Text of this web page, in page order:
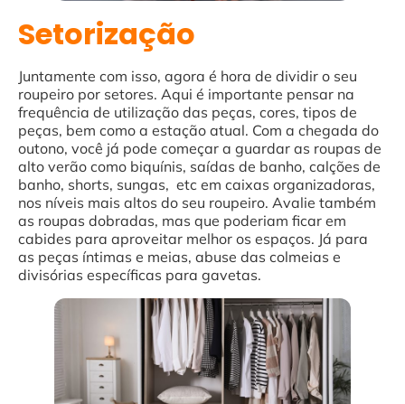
Setorização
Juntamente com isso, agora é hora de dividir o seu
roupeiro por setores. Aqui é importante pensar na
frequência de utilização das peças, cores, tipos de
peças, bem como a estação atual. Com a chegada do
outono, você já pode começar a guardar as roupas de
alto verão como biquínis, saídas de banho, calções de
banho, shorts, sungas, etc em caixas organizadoras,
nos níveis mais altos do seu roupeiro. Avalie também
as roupas dobradas, mas que poderiam ficar em
cabides para aproveitar melhor os espaços. Já para
as peças íntimas e meias, abuse das colmeias e
divisórias específicas para gavetas.